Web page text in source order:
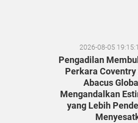
2026-08-05
Pengadilan
Perkara
Abacus
Mengandalkan
yang Lebih